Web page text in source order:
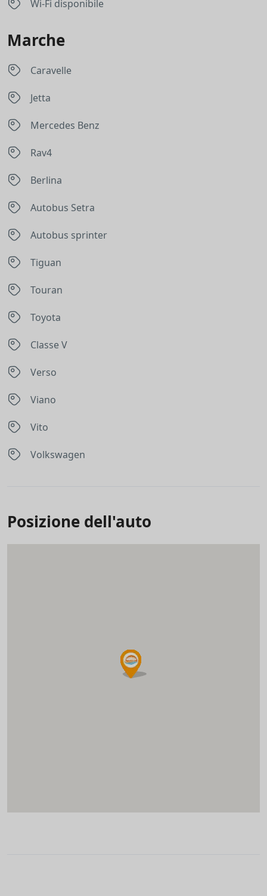
Wi-Fi disponibile
Marche
Caravelle
Jetta
Mercedes Benz
Rav4
Berlina
Autobus Setra
Autobus sprinter
Tiguan
Touran
Toyota
Classe V
Verso
Viano
Vito
Volkswagen
Posizione dell'auto